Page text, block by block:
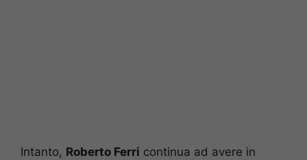
Intanto, Roberto Ferri continua ad avere in